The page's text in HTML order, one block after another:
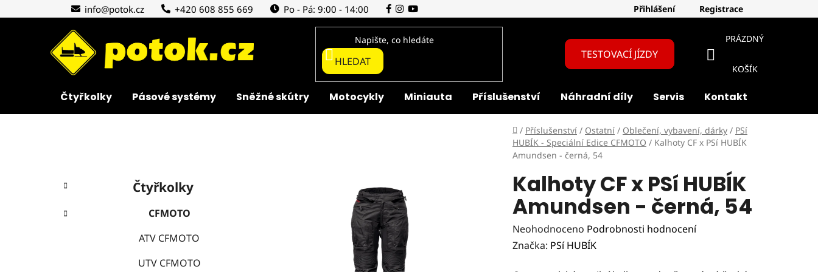
na
info@potok.cz +420 608 855 669 Po - Pá: 9:00 - 14:00 Přihlášení Registrace
HLEDAT
TESTOVACÍ JÍZDY
NÁKUPNÍ
KOŠÍK
PRÁZDNÝ
KOŠÍK
Čtyřkolky Pásové systémy Sněžné skútry Motocykly Miniauta Příslušenství Náhradní díly Servis Kontakt
Domů
/ Příslušenství / Ostatní / Oblečení, vybavení, dárky / PSí
HUBÍK - Speciální Edice CFMOTO / Kalhoty CF x PSí HUBÍK
Amundsen - černá, 54
Přeskočit
kategorie
K
a
e
Čtyřkolky
CFMOTO
ATV CFMOTO
UTV CFMOTO
Kalhoty CF x PSí HUBÍK
Amundsen - černá, 54
Průměrné
hodnocení
Neohodnoceno Podrobnosti hodnocení
Značka: PSí HUBÍK